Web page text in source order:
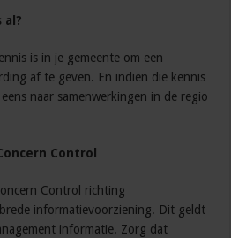
al?
is in je gemeente om een
af te geven. En indien die kennis
naar samenwerkingen in de regio
Control
Control richting
informatievoorziening. Dit geldt
informatie. Zorg dat